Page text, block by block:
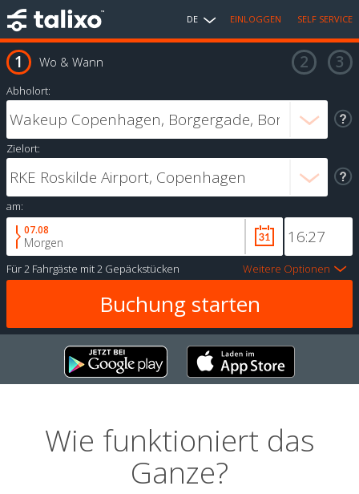
DE EINLOGGEN SELF SERVICE
Wo & Wann
Abholort:
Zielort:
am:
07.08
Morgen
Für2 Fahrgäste mit2 Gepäckstücken Weitere Optionen
Wie funktioniert das
Ganze?